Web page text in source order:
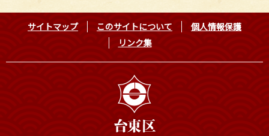
サイトマップ このサイトについて
個人情報保護
リンク集